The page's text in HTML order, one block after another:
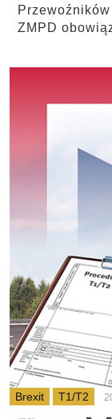
ZMPD
Brexit T1/T2